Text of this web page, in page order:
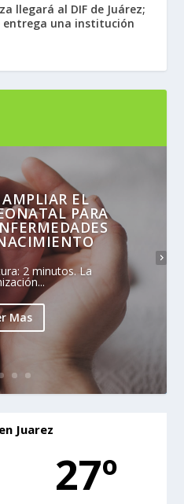
llegará al DIF de Juárez;
entrega una institución
EL
PARA
2 minutos. La
Mas
Juarez
27º